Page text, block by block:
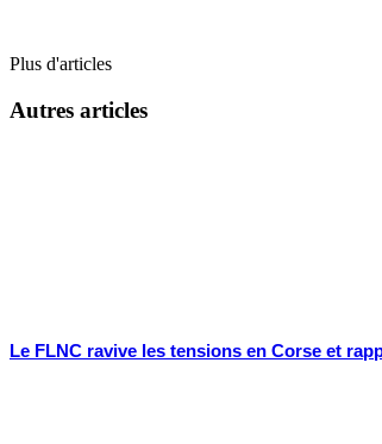
Plus d'articles
Autres articles
Le FLNC ravive les tensions en Corse et